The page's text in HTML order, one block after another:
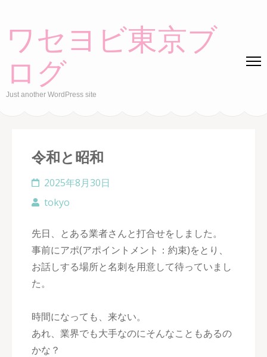
content
ワセヨビ東京ブ
ログ
Just another WordPress site
令和と昭和
2025年8月30日
tokyo
先日、とある業者さんと打合せをしました。
事前にアポ(アポイントメント：約束)をとり、
お話しする場所と名刺を用意して待っていまし
た。
時間になっても、来ない。
あれ、業界でも大手なのにそんなこともあるの
かな？